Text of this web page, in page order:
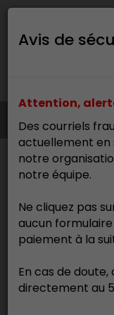
Avis de
Attention,
Des courriels
actuellement en
notre
notre équipe.
Ne cliquez pas
aucun
paiement à la
En cas de
directement au
Accueil
Nos
Formation